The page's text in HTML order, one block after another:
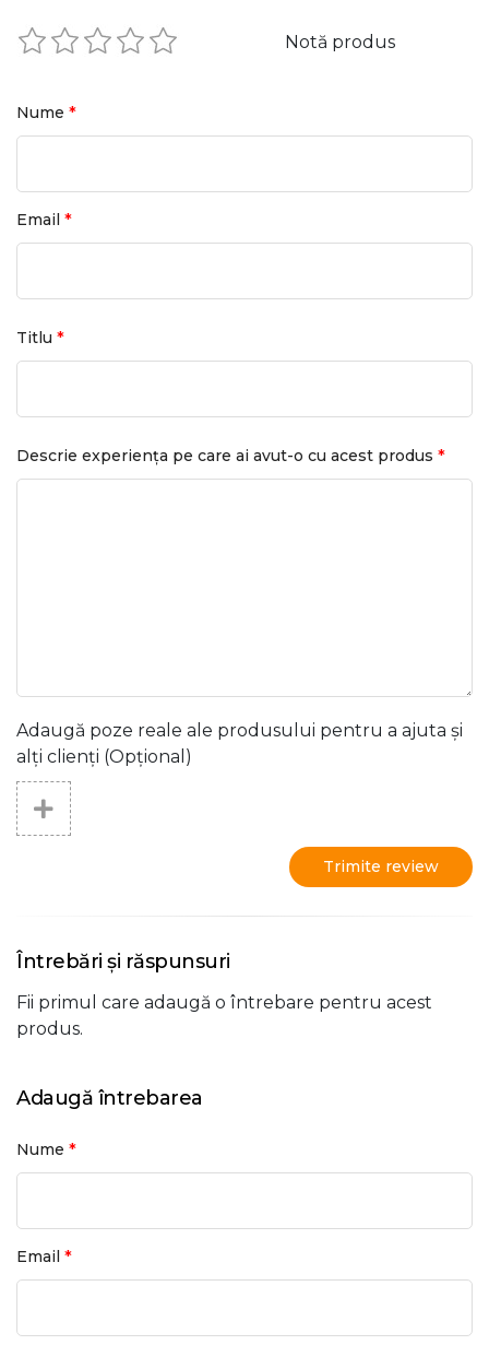
Notă produs
Nume *
Email *
Titlu *
Descrie experiența pe care ai avut-o cu acest produs *
Adaugă poze reale ale produsului pentru a ajuta și
alți clienți (Opțional)
Trimite review
Întrebări și răspunsuri
Fii primul care adaugă o întrebare pentru acest
produs.
Adaugă întrebarea
Nume *
Email *